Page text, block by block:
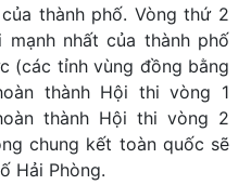
thành phố. Vòng thứ 2
nhất của thành phố
(các tỉnh vùng đồng bằng
thành Hội thi vòng 1
thành Hội thi vòng 2
chung kết toàn quốc sẽ
Hải Phòng.